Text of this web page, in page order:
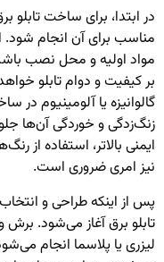
در ابتدا، برای ساخت تابلو
مناسب برای آن انجام شود.
مواد اولیه و محل نصب
بر کیفیت و دوام تابلو
گالوانیزه یا آلومینیوم در
زنگ‌زدگی و خوردگی آن‌ها
ایمنی بالاتر، استفاده از
نیز امری ضروری است.
پس از اینکه طراحی و
تابلو برق آغاز می‌شود. برش
لیزری یا پلاسما انجام